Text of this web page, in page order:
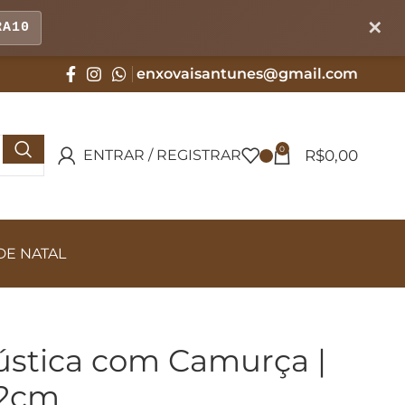
✕
enxovaisantunes@gmail.com
ENTRAR / REGISTRAR 0 R$0,00
NATAL
com Camurça |